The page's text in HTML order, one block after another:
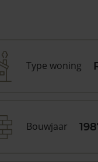
Type woning
Bouwjaar